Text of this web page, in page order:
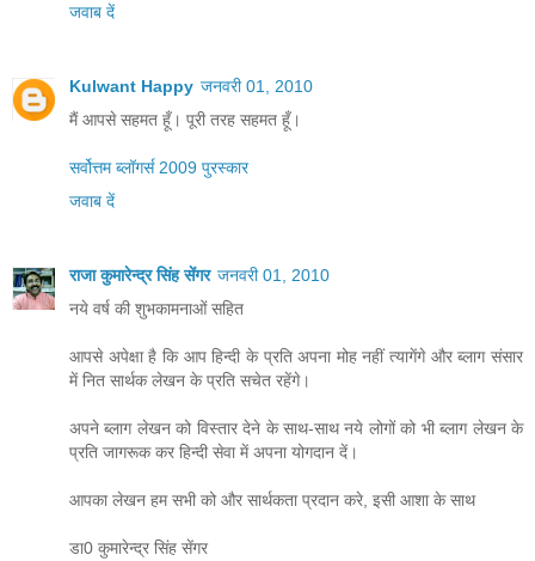
जवाब दें
Kulwant Happy जनवरी 01, 2010
मैं आपसे सहमत हूँ। पूरी तरह सहमत हूँ।
सर्वोत्तम ब्लॉगर्स 2009 पुरस्कार
जवाब दें
राजा कुमारेन्द्र सिंह सेंगर जनवरी 01, 2010
नये वर्ष की शुभकामनाओं सहित
आपसे अपेक्षा है कि आप हिन्दी के प्रति अपना मोह नहीं त्यागेंगे और ब्लाग संसार
में नित सार्थक लेखन के प्रति सचेत रहेंगे।
अपने ब्लाग लेखन को विस्तार देने के साथ-साथ नये लोगों को भी ब्लाग लेखन के
प्रति जागरूक कर हिन्दी सेवा में अपना योगदान दें।
आपका लेखन हम सभी को और सार्थकता प्रदान करे, इसी आशा के साथ
डा0 कुमारेन्द्र सिंह सेंगर